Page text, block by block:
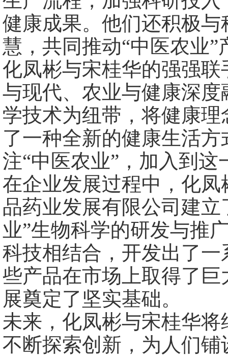
健康成果。他们还积极
慧，共同推动“中医农业
化凤彬与宋桂华的强强
与现代、农业与健康深
学技术为纽带，将健康
了一种全新的健康生活
注“中医农业”，加入到
在企业发展过程中，化
品药业发展有限公司建
业”生物科学的研发与推
科技相结合，开发出了
些产品在市场上取得了
展奠定了坚实基础。
未来，化凤彬与宋桂华
不断探索创新，为人们